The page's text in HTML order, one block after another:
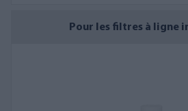
Pour les filtres à ligne